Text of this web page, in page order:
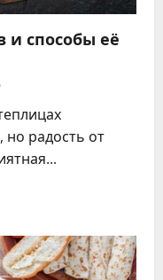
и способы её
но радость от